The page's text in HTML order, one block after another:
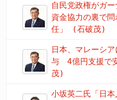
自民党政権がガ
資金協力の裏で
任」 (石破茂)
日本、マレーシ
与 4億円支援で
茂)
小坂英二氏「日